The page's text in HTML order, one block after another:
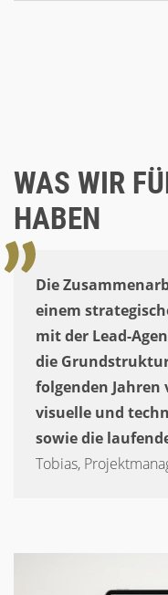
WAS WIR
HABEN
Die
einem
mit der Lead-
die
folgenden Jahren
visuelle und
sowie die
Tobias,